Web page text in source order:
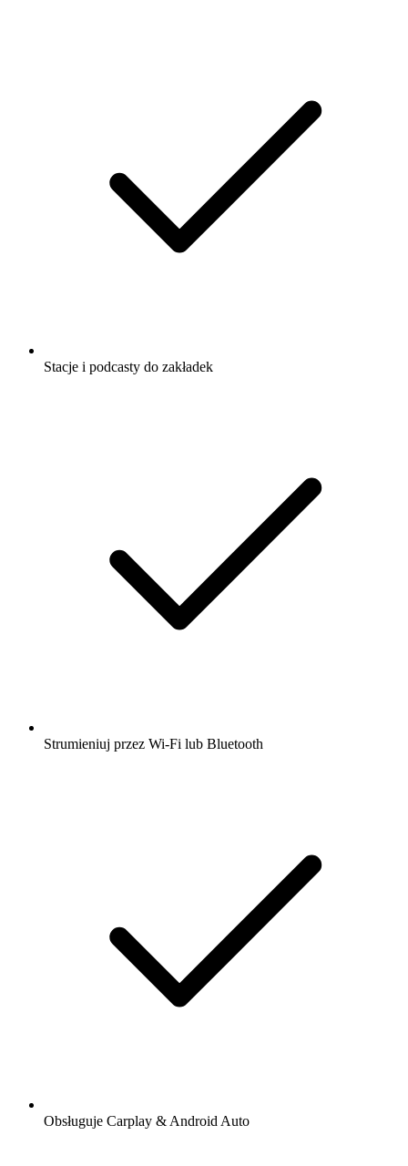
Stacje i podcasty do zakładek
Strumieniuj przez Wi-Fi lub Bluetooth
Obsługuje Carplay & Android Auto